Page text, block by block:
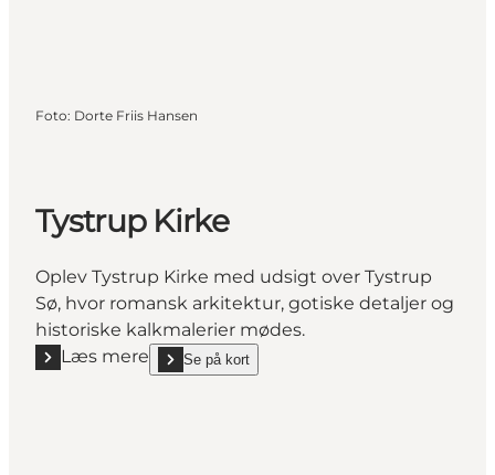
Foto: Dorte Friis Hansen
Tystrup Kirke
Oplev Tystrup Kirke med udsigt over Tystrup
Sø, hvor romansk arkitektur, gotiske detaljer og
historiske kalkmalerier mødes.
Læs mere
Læs mere "Tystrup Kirke"
Se på kort
show Tystrup Kirke on_map